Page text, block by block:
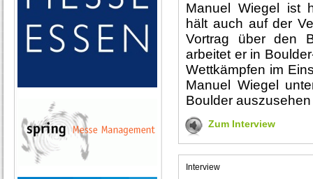
Manuel Wiegel ist
hält auch auf der
Vortrag über den
arbeitet er in
Wettkämpfen im
Manuel Wiegel
Boulder
Zum Interview
Interview